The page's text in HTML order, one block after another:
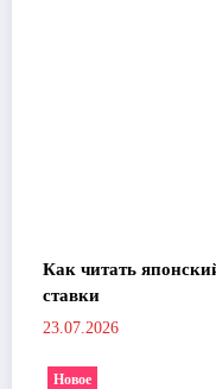
Как читать
ставки
23.07.2026
Новое